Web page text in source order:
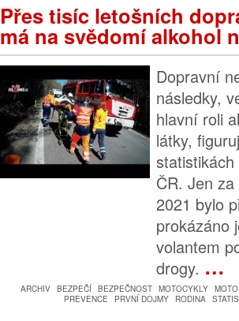
Přes tisíc letošních
má na svědomí alkohol
Dopravní
následky,
hlavní roli
látky,
ČR. Jen
2021 bylo
prokázáno
volantem
drogy. …
ARCHIV BEZPEČÍ BEZPEČNOST MOTOCYKLY
PREVENCE
PRVNÍ DOJMY RODINA